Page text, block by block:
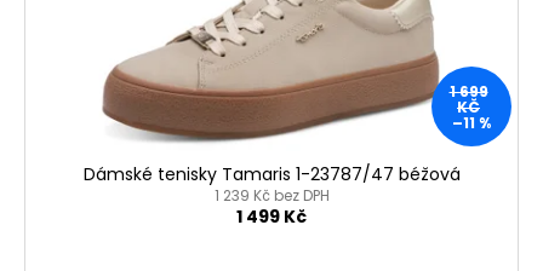
1 699
KČ
–11 %
Dámské tenisky Tamaris 1-23787/47 béžová
1 239 Kč bez DPH
1 499 Kč